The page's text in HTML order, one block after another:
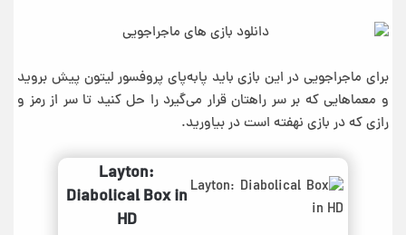
برای ماجراجویی در این بازی باید پا‌به‌پای پروفسور لیتون پیش بروید
و معماهایی که بر سر راهتان قرار می‌گیرد را حل کنید تا سر از رمز و
رازی که در بازی نهفته است در بیاورید.
Layton:
Diabolical Box in
HD